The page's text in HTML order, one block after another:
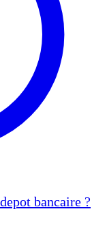
bancaire ?